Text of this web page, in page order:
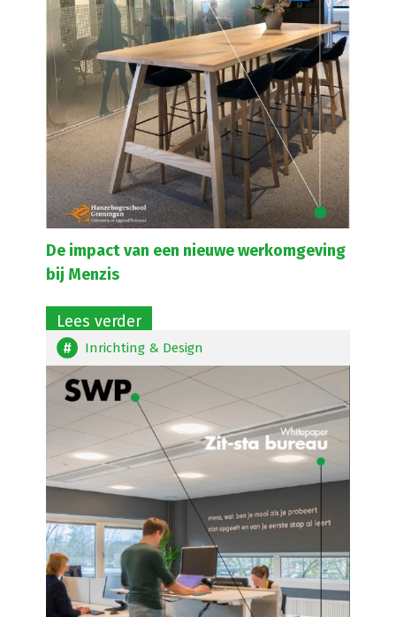
De impact van een nieuwe werkomgeving
bij Menzis
Lees verder
Inrichting & Design